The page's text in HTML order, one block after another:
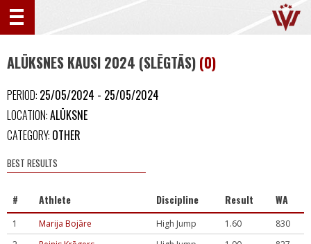
ALŪKSNES KAUSI 2024 (SLĒGTĀS) (0)
PERIOD: 25/05/2024 - 25/05/2024
LOCATION:ALŪKSNE
CATEGORY: OTHER
BEST RESULTS
# Athlete Discipline Result WA
1 Marija Bojāre High Jump 1.60
830